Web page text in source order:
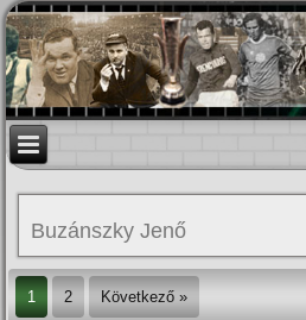
Buzánszky Jenő
1 2 Következő »